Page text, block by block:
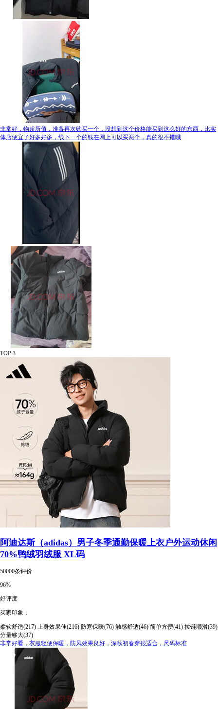
非常好，物超所值，准备再次购买一个，没想到这个价格能买到这么好的东西，比实
体店便宜了好多好多，线下一个的钱在网上可以买两个，真的很不错哦
TOP 3
阿迪达斯（adidas）男子冬季通勤保暖上衣户外运动休闲
70%鸭绒羽绒服 XL码
50000条评价
96%
好评度
买家印象：
柔软舒适(217) 上身效果佳(216) 防寒保暖(76) 触感舒适(46) 简单方便(41) 拉链顺滑(39)
分量够大(37)
非常好看，衣服轻便保暖，防风效果良好，深秋初春穿很适合，尺码标准